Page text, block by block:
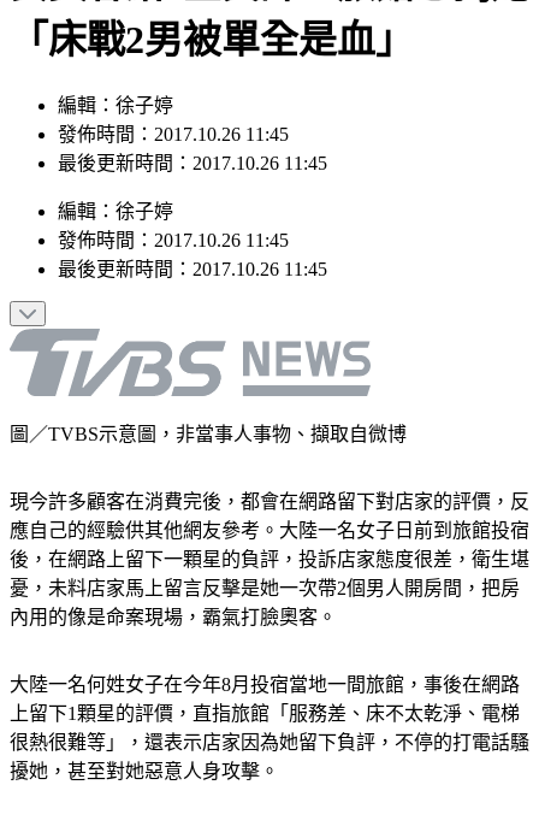
女奧客給1星負評！旅館怒揭她
「床戰2男被單全是血」
編輯：徐子婷
發佈時間：2017.10.26 11:45
編輯：徐子婷
發佈時間：2017.10.26 11:45
現今許多顧客在消費完後，都會在網路留下對店家的評價，反
應自己的經驗供其他網友參考。大陸一名女子日前到旅館投宿
後，在網路上留下一顆星的負評，投訴店家態度很差，衛生堪
憂，未料店家馬上留言反擊是她一次帶2個男人開房間，把房
大陸一名何姓女子在今年8月投宿當地一間旅館，事後在網路
上留下1顆星的評價，直指旅館「服務差、床不太乾淨、電梯
很熱很難等」，還表示店家因為她留下負評，不停的打電話騷